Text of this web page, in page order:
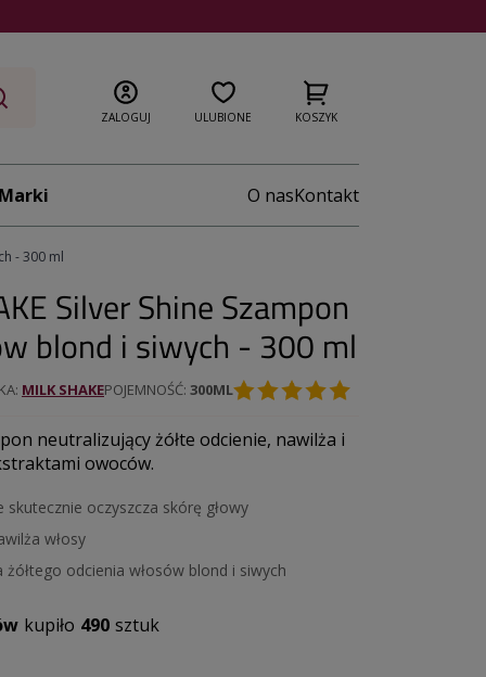
ZALOGUJ ULUBIONE KOSZYK
O nasKontakt
- 300 ml
Silver Shine Szampon
blond i siwych - 300 ml
MILK SHAKEPOJEMNOŚĆ 300ML
neutralizujący żółte odcienie, nawilża i
owoców.
skutecznie oczyszcza skórę głowy
włosy
żółtego odcienia włosów blond i siwych
kupiło 490 sztuk